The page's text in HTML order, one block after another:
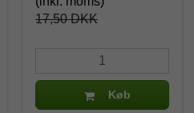
17,50 DKK
Køb